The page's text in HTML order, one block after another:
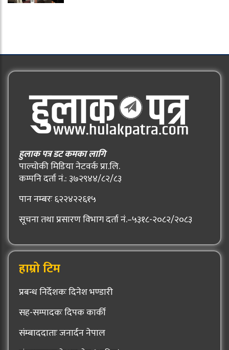
हुलाक पत्र डट कमका लागि
पाल्चोकी मिडिया नेटवर्क प्रा.लि.
कम्पनि दर्ता नं.: ३७२९४४/८२/८३
पान नम्बरः ६२२४२२६१५
सूचना तथा प्रसारण विभाग दर्ता नं.–५३१८-२०८२/२०८३
हाम्रो टिम
प्रबन्ध निर्देशकः दिनेश भण्डारी
सह-सम्पादकः दिपक कार्की
संम्बाददाताः जनार्दन नेपाल